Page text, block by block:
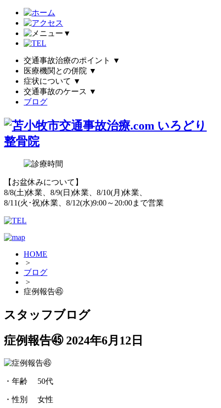
▼
交通事故治療のポイント
▼
医療機関との併院 ▼
症状について ▼
交通事故のケース ▼
ブログ
【お盆休みについて】
8/8(土)休業、8/9(日)休業、8/10(月)休業、
8/11(火･祝)休業、8/12(水)9:00～20:00まで営業
HOME
>
ブログ
>
症例報告㊺
スタッフブログ
症例報告㊺ 2024年6月12日
・年齢 50代
・性別 女性